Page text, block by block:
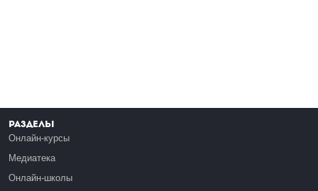
Разделы
Онлайн-курсы
Медиатека
Онлайн-школы